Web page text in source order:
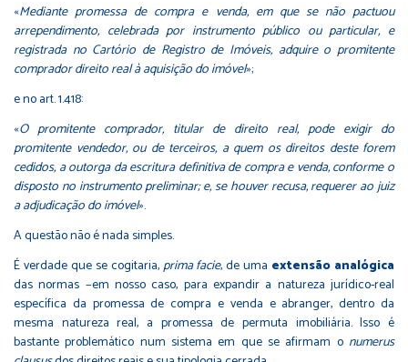
«Mediante promessa de compra e venda, em que se não pactuou
arrependimento, celebrada por instrumento público ou particular, e
registrada no Cartório de Registro de Imóveis, adquire o promitente
comprador direito real à aquisição do imóvel»;
e no art. 1.418:
«O promitente comprador, titular de direito real, pode exigir do
promitente vendedor, ou de terceiros, a quem os direitos deste forem
cedidos, a outorga da escritura definitiva de compra e venda, conforme o
disposto no instrumento preliminar; e, se houver recusa, requerer ao juiz
a adjudicação do imóvel».
A questão não é nada simples.
É verdade que se cogitaria,prima facie, de uma extensão analógica
das normas −em nosso caso, para expandir a natureza jurídico-real
específica da promessa de compra e venda e abranger, dentro da
mesma natureza real, a promessa de permuta imobiliária. Isso é
bastante problemático num sistema em que se afirmam o numerus